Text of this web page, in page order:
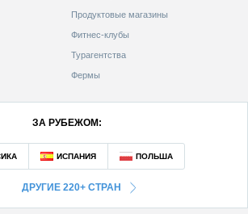
Продуктовые магазины
Фитнес-клубы
Турагентства
Фермы
ЗА РУБЕЖОМ:
ДРУГИЕ 220+ СТРАН